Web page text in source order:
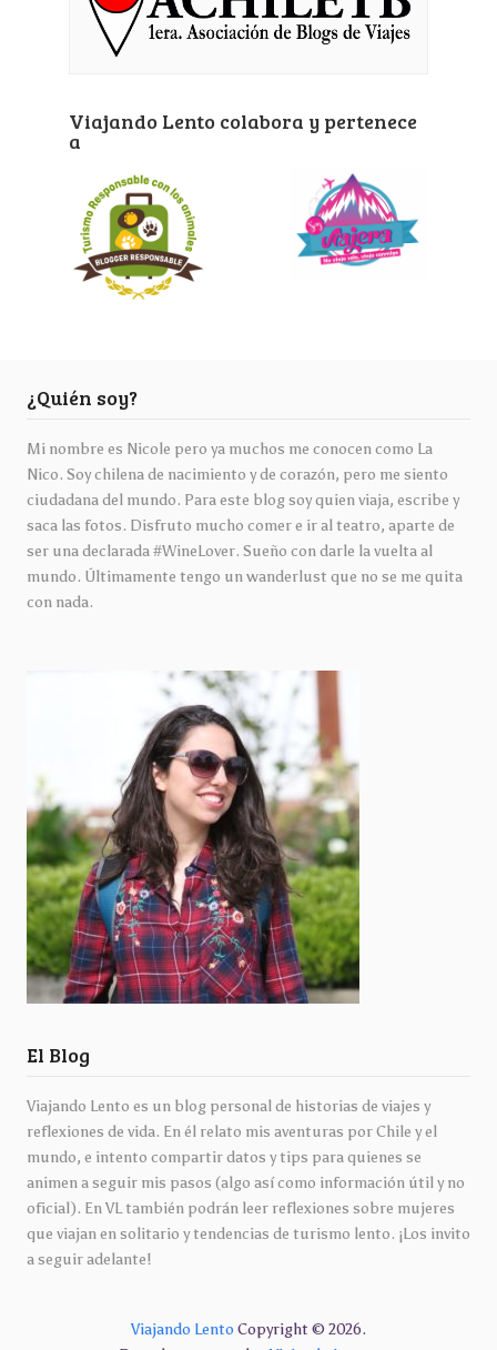
Viajando Lento colabora y pertenece
a
¿Quién soy?
Mi nombre es Nicole pero ya muchos me conocen como La
Nico. Soy chilena de nacimiento y de corazón, pero me siento
ciudadana del mundo. Para este blog soy quien viaja, escribe y
saca las fotos. Disfruto mucho comer e ir al teatro, aparte de
ser una declarada #WineLover. Sueño con darle la vuelta al
mundo. Últimamente tengo un wanderlust que no se me quita
con nada.
El Blog
Viajando Lento es un blog personal de historias de viajes y
reflexiones de vida. En él relato mis aventuras por Chile y el
mundo, e intento compartir datos y tips para quienes se
animen a seguir mis pasos (algo así como información útil y no
oficial). En VL también podrán leer reflexiones sobre mujeres
que viajan en solitario y tendencias de turismo lento. ¡Los invito
a seguir adelante!
Viajando Lento Copyright © 2026.